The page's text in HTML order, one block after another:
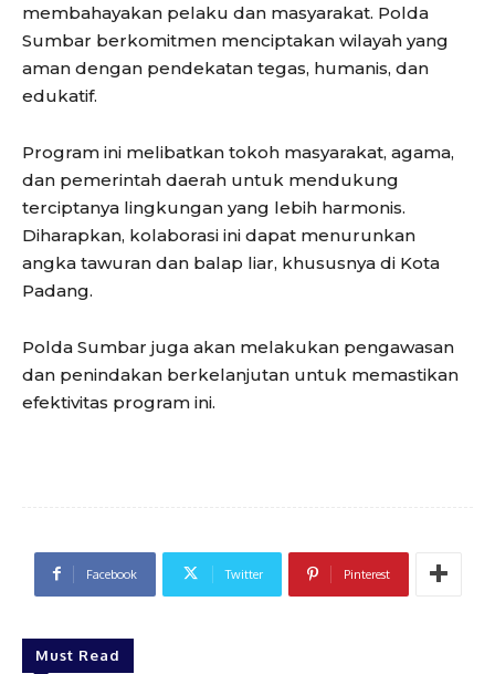
membahayakan pelaku dan masyarakat. Polda
Sumbar berkomitmen menciptakan wilayah yang
aman dengan pendekatan tegas, humanis, dan
edukatif.
Program ini melibatkan tokoh masyarakat, agama,
dan pemerintah daerah untuk mendukung
terciptanya lingkungan yang lebih harmonis.
Diharapkan, kolaborasi ini dapat menurunkan
angka tawuran dan balap liar, khususnya di Kota
Padang.
Polda Sumbar juga akan melakukan pengawasan
dan penindakan berkelanjutan untuk memastikan
efektivitas program ini.
Facebook Twitter Pinterest
Must Read